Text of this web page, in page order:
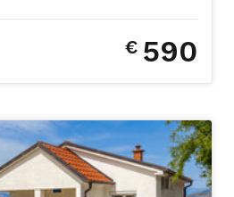
€ 590